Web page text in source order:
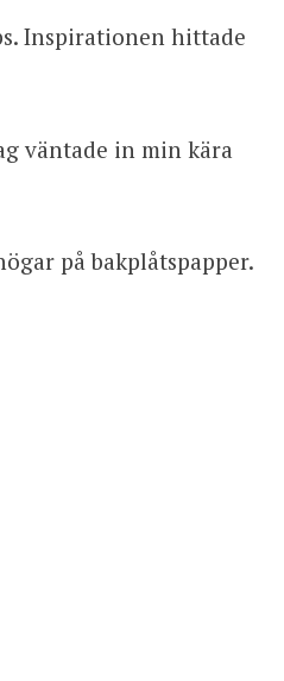
Inspirationen hittade
väntade in min kära
på bakplåtspapper.